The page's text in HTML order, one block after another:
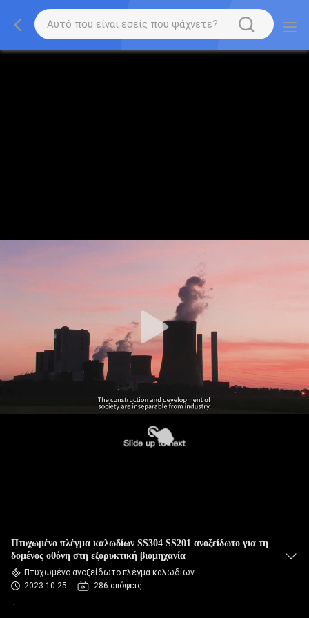
Πτυχωμένο πλέγμα καλωδίων SS304 SS201 ανοξείδωτο για τη
δομένος οθόνη στη εξορυκτική βιομηχανία
Πτυχωμένο ανοξείδωτο πλέγμα καλωδίων
2023-10-25
286 απόψεις